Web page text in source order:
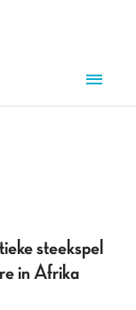
steekspel
in Afrika